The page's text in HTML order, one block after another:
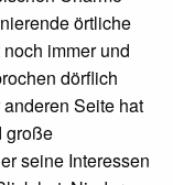
örtliche
immer und
dörflich
Seite hat
große
seine Interessen